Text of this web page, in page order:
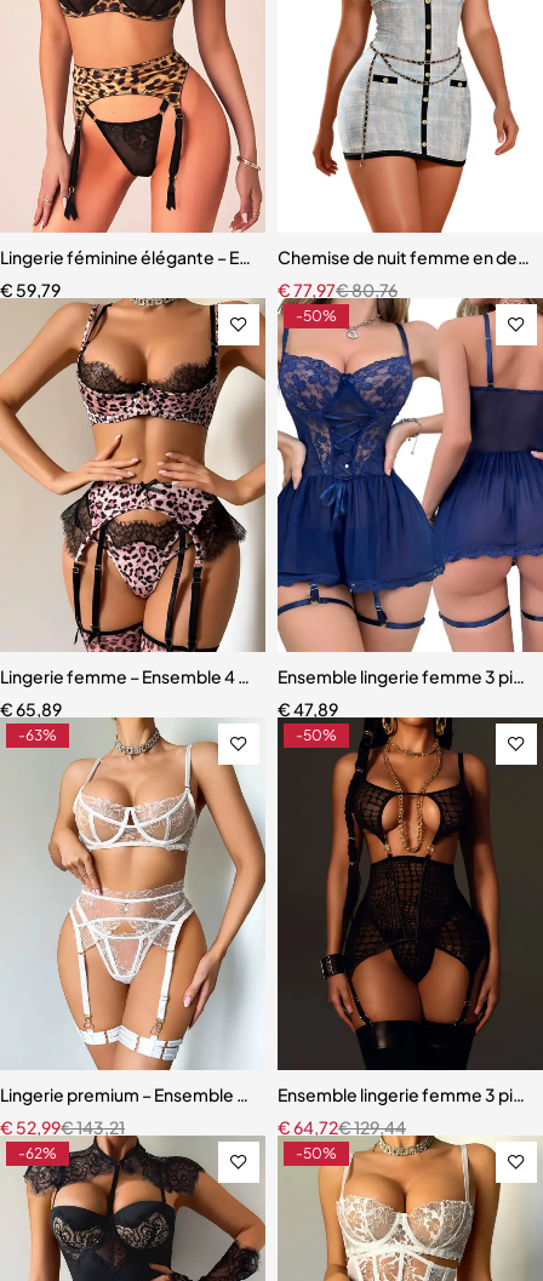
Lingerie féminine élégante – Ensemble léopard avec détails en
€ 59,79
Chemise de nuit femme en
€80,76
€77,97
Lingerie femme – Ensemble 4 pièces avec bas assortis et dentelle
€65,89
-50%
Ensemble lingerie femme 3
€47,89
-63%
Lingerie premium – Ensemble en broderie florale avec soutien-
€143,21
€ 52,99
-50%
Ensemble lingerie femme 3
€129,44
€64,72
-62% -50%